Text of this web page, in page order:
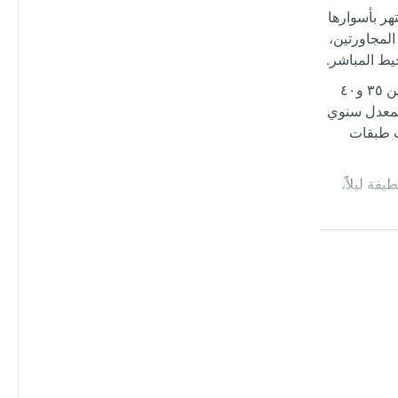
بأسوارها
المباشر.
تصنف مكناس مناخياً ضمن النوع المتوسطي الصيفي الحار (Csa)، بصيف جاف وحار وشتاء رطب معتدل. تتراوح درجات الحرارة صيفاً بين ٣٥ و٤٠
إلى مارس بمعدل سنوي
طبقات
ليلاً،
مع غبار